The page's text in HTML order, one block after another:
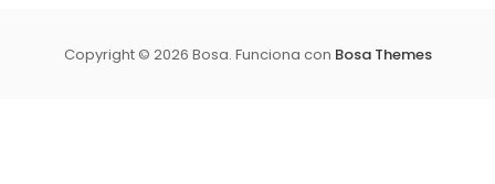
Copyright © 2026 Bosa. Funciona con Bosa Themes